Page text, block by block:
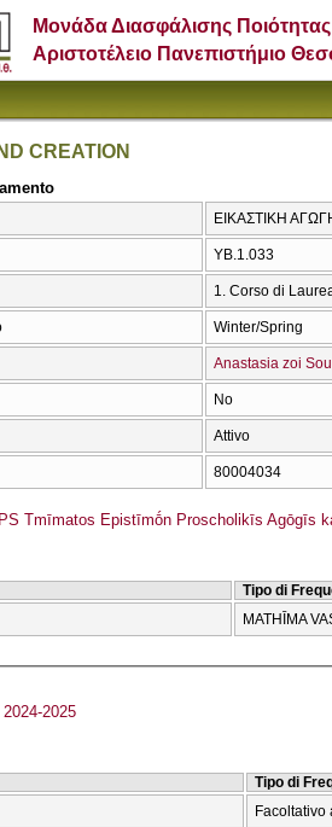
Μονάδα Διασφάλισης Ποιότητας
Αριστοτέλειο Πανεπιστήμιο
CREATION
ΕΙΚΑΣΤΙΚΗ
ΥΒ.1.033
1. Corso di
Winter/Spring
Anastasia zoi
No
Attivo
80004034
Tmīmatos Epistīmṓn Proscholikīs Agōgīs
Tipo di
MATHĪMA
2024-2025
Tipo di
Facoltativo